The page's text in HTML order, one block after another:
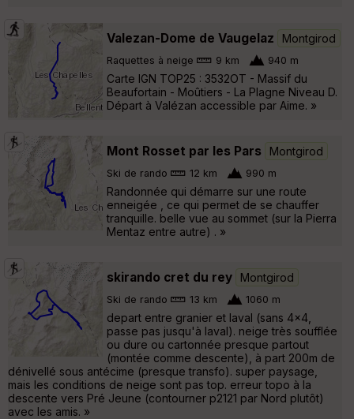
Valezan-Dome de Vaugelaz Montgirod
Raquettes à neige 9 km 940 m
Carte IGN TOP25 : 3532OT - Massif du
Beaufortain - Moûtiers - La Plagne Niveau D.
Départ à Valézan accessible par Aime. »
Mont Rosset par les Pars Montgirod
Ski de rando 12 km 990 m
Randonnée qui démarre sur une route
enneigée , ce qui permet de se chauffer
tranquille. belle vue au sommet (sur la Pierra
Mentaz entre autre) . »
skirando cret du rey Montgirod
Ski de rando 13 km 1060 m
depart entre granier et laval (sans 4x4,
passe pas jusqu'à laval). neige très soufflée
ou dure ou cartonnée presque partout
(montée comme descente), à part 200m de
dénivellé sous antécime (presque transfo). super paysage,
mais les conditions de neige sont pas top. erreur topo à la
descente vers Pré Jeune (contourner p2121 par Nord plutôt)
avec les amis. »